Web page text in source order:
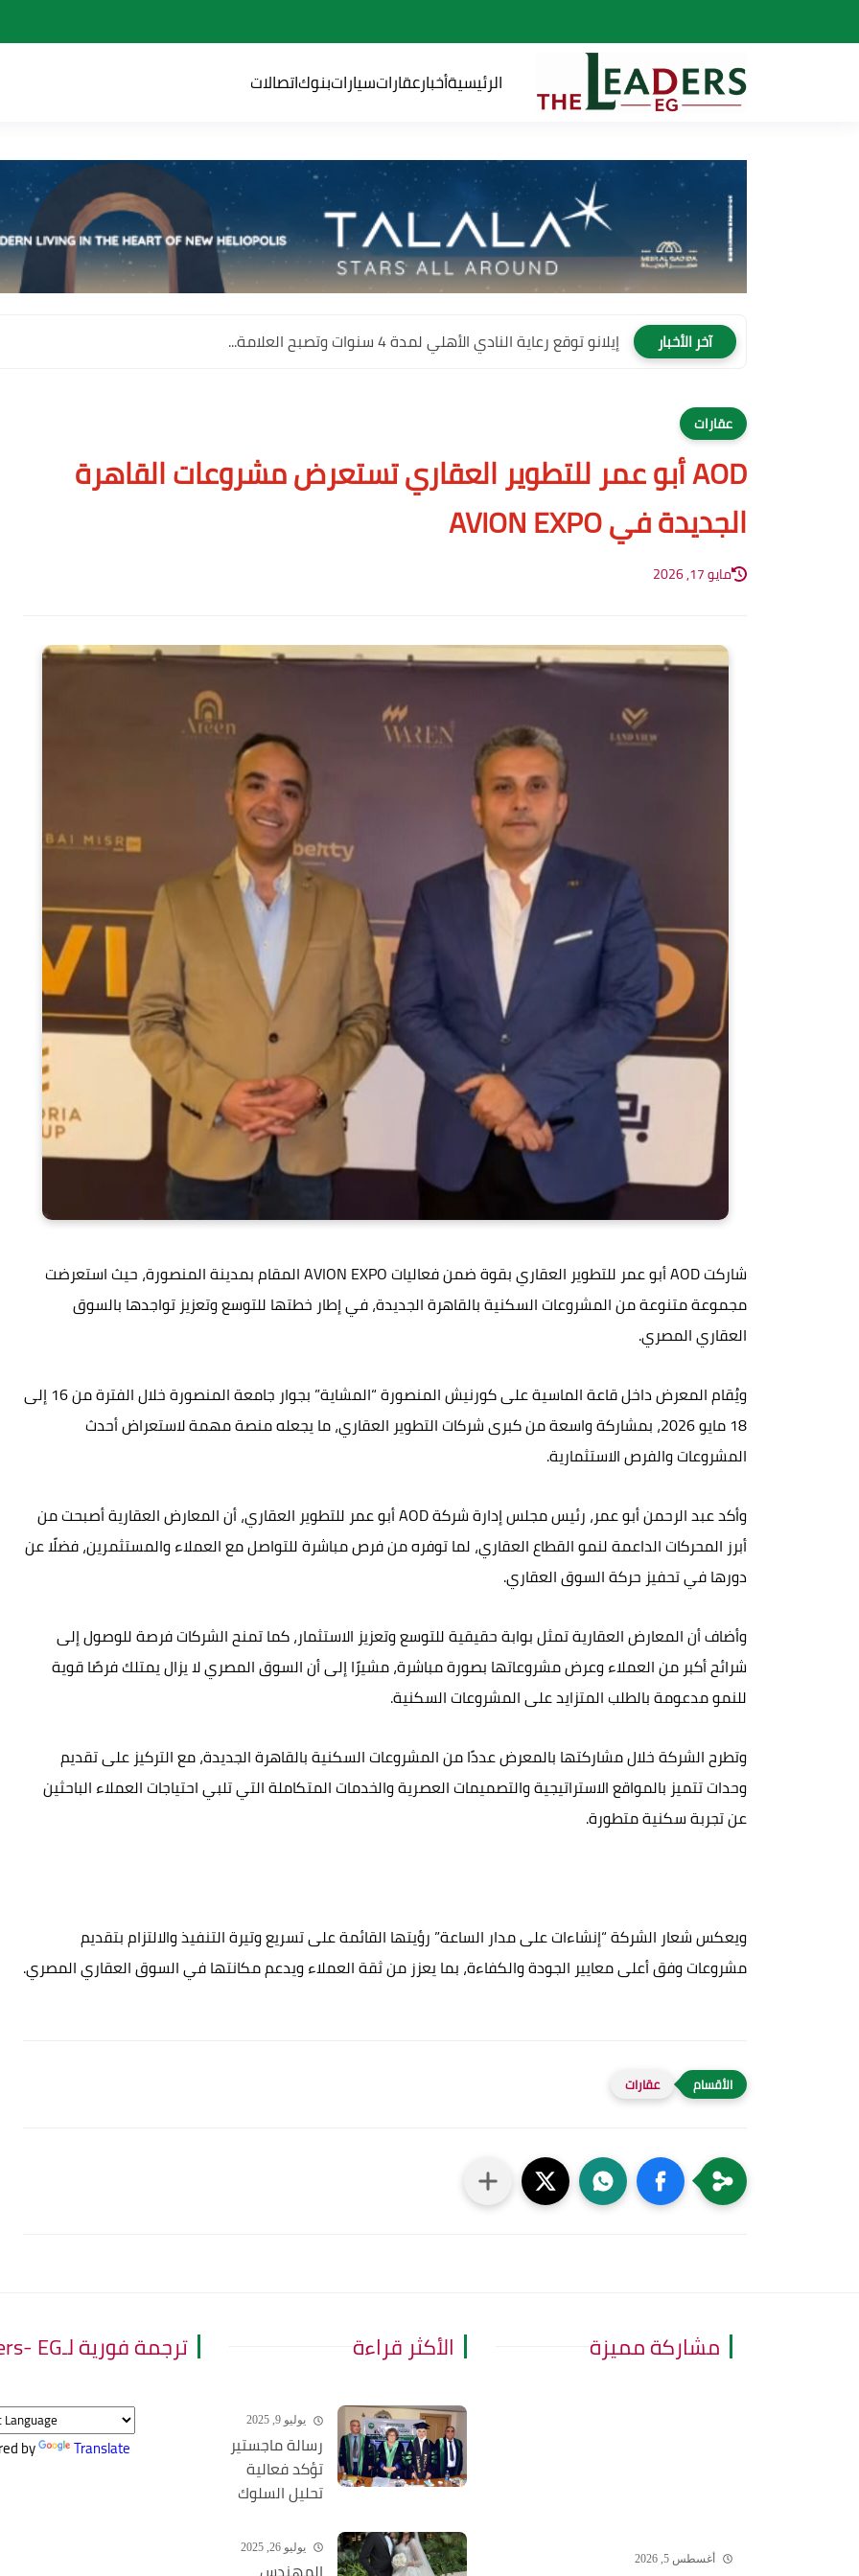
الرئيسيةأخبارعقاراتسياراتبنوكاتصالات
آخر الأخبار إيلانو توقع رعاية النادي الأهلي لمدة 4 سنوات وتصبح العلامة...
عقارات
AOD أبو عمر للتطوير العقاري تستعرض مشروعات القاهرة
الجديدة في AVION EXPO
مايو 17, 2026
شاركت AOD أبو عمر للتطوير العقاري بقوة ضمن فعاليات AVION EXPO المقام بمدينة المنصورة، حيث استعرضت
مجموعة متنوعة من المشروعات السكنية بالقاهرة الجديدة، في إطار خطتها للتوسع وتعزيز تواجدها بالسوق
العقاري المصري.
ويُقام المعرض داخل قاعة الماسية على كورنيش المنصورة “المشاية” بجوار جامعة المنصورة خلال الفترة من 16 إلى
18 مايو 2026، بمشاركة واسعة من كبرى شركات التطوير العقاري، ما يجعله منصة مهمة لاستعراض أحدث
المشروعات والفرص الاستثمارية.
وأكد عبد الرحمن أبو عمر، رئيس مجلس إدارة شركة AOD أبو عمر للتطوير العقاري، أن المعارض العقارية أصبحت من
أبرز المحركات الداعمة لنمو القطاع العقاري، لما توفره من فرص مباشرة للتواصل مع العملاء والمستثمرين، فضلًا عن
دورها في تحفيز حركة السوق العقاري.
وأضاف أن المعارض العقارية تمثل بوابة حقيقية للتوسع وتعزيز الاستثمار، كما تمنح الشركات فرصة للوصول إلى
شرائح أكبر من العملاء وعرض مشروعاتها بصورة مباشرة، مشيرًا إلى أن السوق المصري لا يزال يمتلك فرصًا قوية
للنمو مدعومة بالطلب المتزايد على المشروعات السكنية.
وتطرح الشركة خلال مشاركتها بالمعرض عددًا من المشروعات السكنية بالقاهرة الجديدة، مع التركيز على تقديم
وحدات تتميز بالمواقع الاستراتيجية والتصميمات العصرية والخدمات المتكاملة التي تلبي احتياجات العملاء الباحثين
عن تجربة سكنية متطورة.
ويعكس شعار الشركة “إنشاءات على مدار الساعة” رؤيتها القائمة على تسريع وتيرة التنفيذ والالتزام بتقديم
مشروعات وفق أعلى معايير الجودة والكفاءة، بما يعزز من ثقة العملاء ويدعم مكانتها في السوق العقاري المصري.
عقارات
مشاركة مميزة
أغسطس 5, 2026
الأكثر قراءة
يوليو 9, 2025
رسالة ماجستير
تؤكد فعالية
تحليل السلوك
دعم أطفال
التوحد
يوليو 26, 2025
ترجمة فورية لـThe Leaders- EG
by Translate